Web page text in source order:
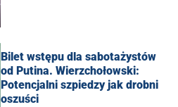
Bilet wstępu dla sabotażystów
od Putina. Wierzchołowski:
Potencjalni szpiedzy jak drobni
oszuści